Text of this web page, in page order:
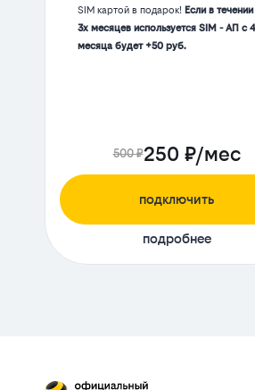
SIM картой в подарок! Если в
3х месяцев используется SIM - АП с
месяца будет +50 руб.
500 ₽250 ₽/мес
подключить
подробнее